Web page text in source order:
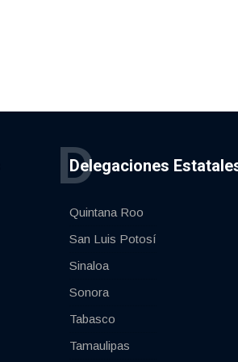
Delegaciones
D
Quintana Roo
San Luis Potosí
Sinaloa
Sonora
Tabasco
Tamaulipas